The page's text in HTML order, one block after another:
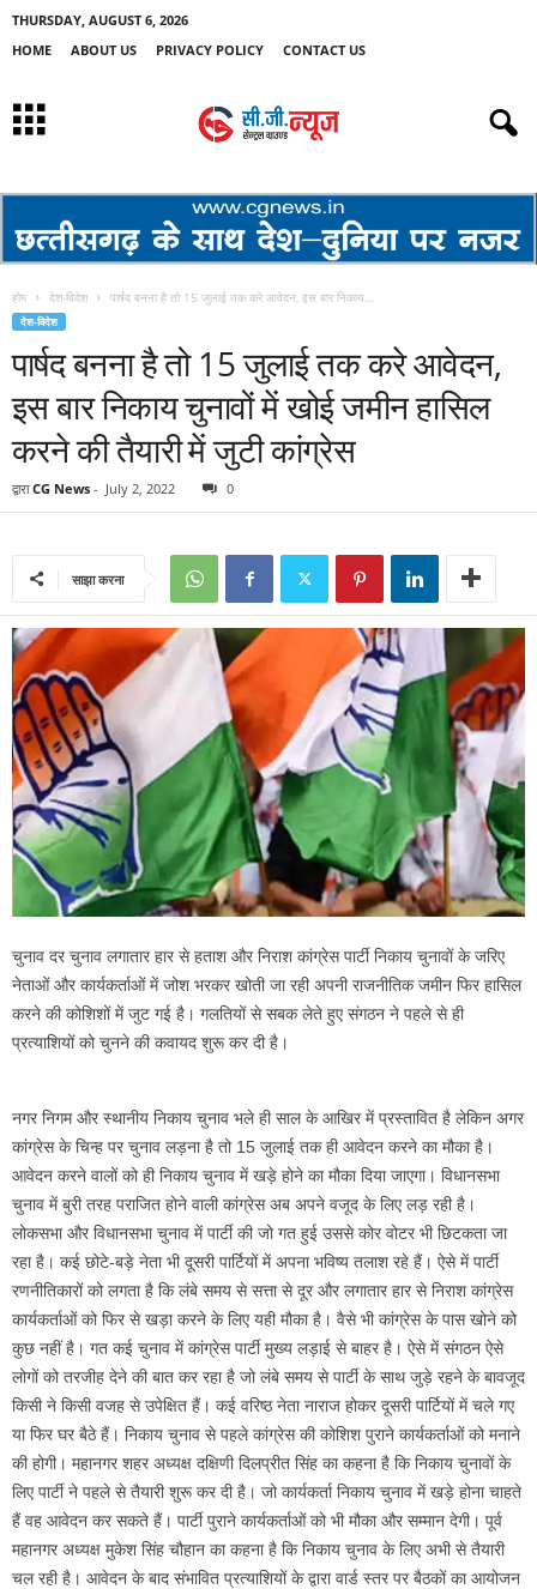
THURSDAY, AUGUST 6, 2026
HOME
ABOUT US PRIVACY POLICY CONTACT US
होम देश-विदेश पार्षद बनना है तो 15 जुलाई तक करे आवेदन, इस बार निकाय...
देश-विदेश
पार्षद बनना है तो 15 जुलाई तक करे आवेदन,
इस बार निकाय चुनावों में खोई जमीन हासिल
करने की तैयारी में जुटी कांग्रेस
द्वारा CG News - July 2, 2022 0
साझा करना
चुनाव दर चुनाव लगातार हार से हताश और निराश कांग्रेस पार्टी निकाय चुनावों के जरिए
नेताओं और कार्यकर्ताओं में जोश भरकर खोती जा रही अपनी राजनीतिक जमीन फिर हासिल
करने की कोशिशों में जुट गई है। गलतियों से सबक लेते हुए संगठन ने पहले से ही
प्रत्याशियों को चुनने की कवायद शुरू कर दी है।
नगर निगम और स्थानीय निकाय चुनाव भले ही साल के आखिर में प्रस्तावित है लेकिन अगर
कांग्रेस के चिन्ह पर चुनाव लड़ना है तो 15 जुलाई तक ही आवेदन करने का मौका है।
आवेदन करने वालों को ही निकाय चुनाव में खड़े होने का मौका दिया जाएगा। विधानसभा
चुनाव में बुरी तरह पराजित होने वाली कांग्रेस अब अपने वजूद के लिए लड़ रही है।
लोकसभा और विधानसभा चुनाव में पार्टी की जो गत हुई उससे कोर वोटर भी छिटकता जा
रहा है। कई छोटे-बड़े नेता भी दूसरी पार्टियों में अपना भविष्य तलाश रहे हैं। ऐसे में पार्टी
रणनीतिकारों को लगता है कि लंबे समय से सत्ता से दूर और लगातार हार से निराश कांग्रेस
कार्यकर्ताओं को फिर से खड़ा करने के लिए यही मौका है। वैसे भी कांग्रेस के पास खोने को
कुछ नहीं है। गत कई चुनाव में कांग्रेस पार्टी मुख्य लड़ाई से बाहर है। ऐसे में संगठन ऐसे
लोगों को तरजीह देने की बात कर रहा है जो लंबे समय से पार्टी के साथ जुड़े रहने के बावजूद
किसी ने किसी वजह से उपेक्षित हैं। कई वरिष्ठ नेता नाराज होकर दूसरी पार्टियों में चले गए
या फिर घर बैठे हैं। निकाय चुनाव से पहले कांग्रेस की कोशिश पुराने कार्यकर्ताओं को मनाने
की होगी। महानगर शहर अध्यक्ष दक्षिणी दिलप्रीत सिंह का कहना है कि निकाय चुनावों के
लिए पार्टी ने पहले से तैयारी शुरू कर दी है। जो कार्यकर्ता निकाय चुनाव में खड़े होना चाहते
हैं वह आवेदन कर सकते हैं। पार्टी पुराने कार्यकर्ताओं को भी मौका और सम्मान देगी। पूर्व
महानगर अध्यक्ष मुकेश सिंह चौहान का कहना है कि निकाय चुनाव के लिए अभी से तैयारी
चल रही है। आवेदन के बाद संभावित प्रत्याशियों के द्वारा वार्ड स्तर पर बैठकों का आयोजन